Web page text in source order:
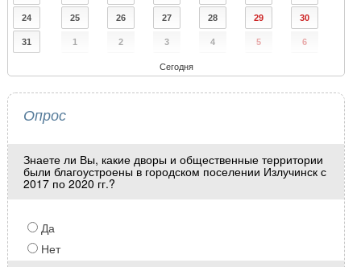
24 25 26 27 28 29 30
31 1 2 3 4 5 6
Сегодня
Опрос
Знаете ли Вы, какие дворы и общественные территории
были благоустроены в городском поселении Излучинск с
2017 по 2020 гг.?
Да
Нет